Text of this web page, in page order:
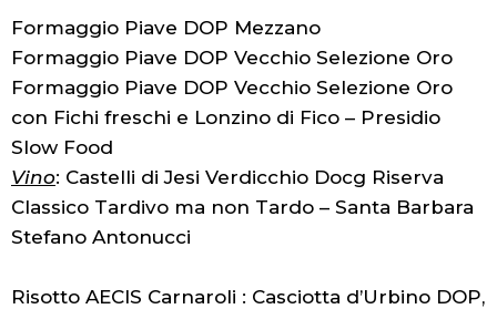
Formaggio Piave DOP Mezzano
Formaggio Piave DOP Vecchio Selezione Oro
Formaggio Piave DOP Vecchio Selezione Oro
con Fichi freschi e Lonzino di Fico – Presidio
Slow Food
Vino: Castelli di Jesi Verdicchio Docg Riserva
Classico Tardivo ma non Tardo – Santa Barbara
Stefano Antonucci
Risotto AECIS Carnaroli : Casciotta d’Urbino DOP,